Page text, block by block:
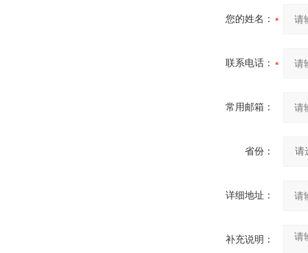
您的姓名：
联系电话：
常用邮箱：
省份：
详细地址：
补充说明：